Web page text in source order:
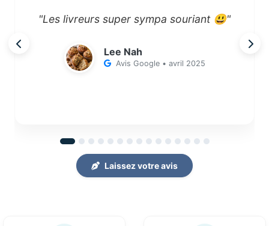
"Les livreurs super sympa souriant 😃"
Lee Nah
Avis Google • avril 2025
Laissez votre avis